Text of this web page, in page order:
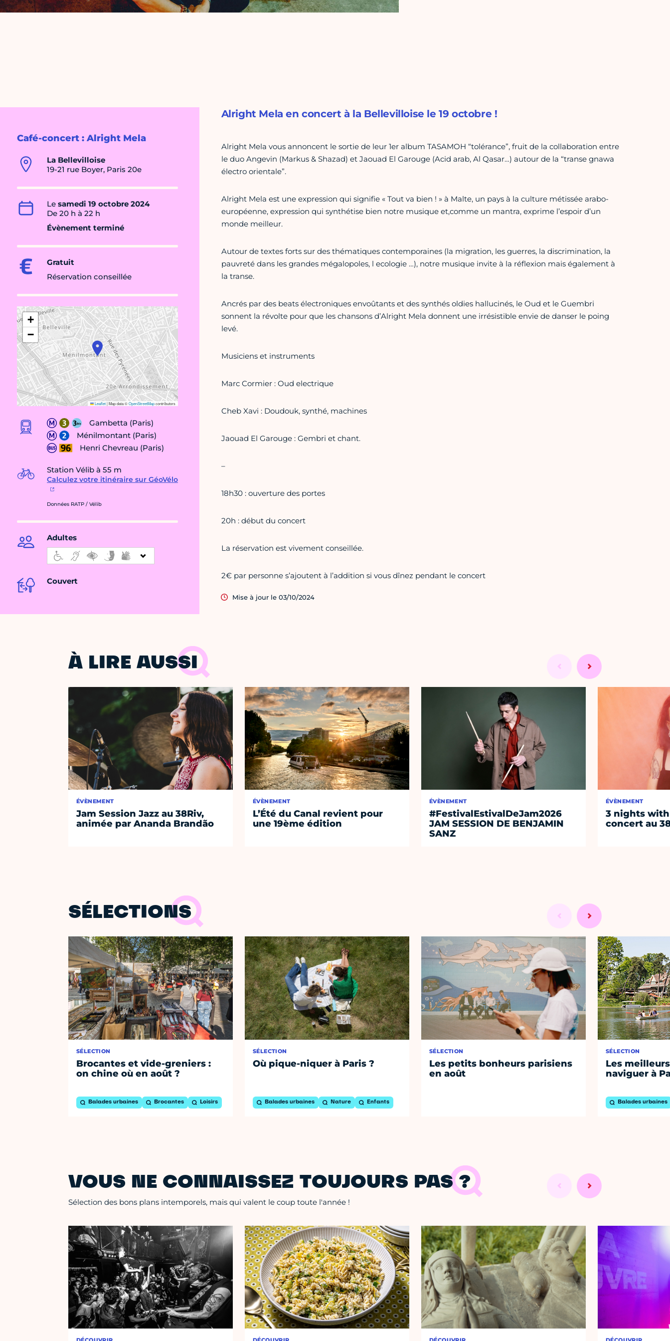
Café-concert : Alright Mela
La Bellevilloise
19-21 rue Boyer, Paris 20e
Le samedi 19 octobre 2024
De 20 h à 22 h
Évènement terminé
Gratuit
Réservation conseillée
+
−
Leaflet|Map data ©OpenStreetMapcontributors
Gambetta (Paris)
Ménilmontant (Paris)
Henri Chevreau (Paris)
Station Vélib à 55 m
Calculez votre itinéraire sur GéoVélo
Données RATP / Vélib
Adultes
Couvert
Alright Mela en concert à la Bellevilloise le 19 octobre !
Alright Mela vous annoncent le sortie de leur 1er album TASAMOH “tolérance”, fruit de la collaboration entre
le duo Angevin (Markus & Shazad) et Jaouad El Garouge (Acid arab, Al Qasar…) autour de la “transe gnawa
électro orientale”.
Alright Mela est une expression qui signifie « Tout va bien ! » à Malte, un pays à la culture métissée arabo-
européenne, expression qui synthétise bien notre musique et,comme un mantra, exprime l’espoir d’un
monde meilleur.
Autour de textes forts sur des thématiques contemporaines (la migration, les guerres, la discrimination, la
pauvreté dans les grandes mégalopoles, l ecologie …), notre musique invite à la réflexion mais également à
la transe.
Ancrés par des beats électroniques envoûtants et des synthés oldies hallucinés, le Oud et le Guembri
sonnent la révolte pour que les chansons d’Alright Mela donnent une irrésistible envie de danser le poing
levé.
Musiciens et instruments
Marc Cormier : Oud electrique
Cheb Xavi : Doudouk, synthé, machines
Jaouad El Garouge : Gembri et chant.
–
18h30 : ouverture des portes
20h : début du concert
La réservation est vivement conseillée.
2€ par personne s’ajoutent à l’addition si vous dînez pendant le concert
Mise à jour le 03/10/2024
À LIRE AUSSI
ÉVÈNEMENT
Jam Session Jazz au 38Riv,
animée par Ananda Brandão
ÉVÈNEMENT
L’Été du Canal revient pour
une 19ème édition
ÉVÈNEMENT
#FestivalEstivalDeJam2026
JAM SESSION DE BENJAMIN
SANZ
ÉVÈNEMENT
3 nights with
concert au
SÉLECTIONS
SÉLECTION
Brocantes et vide-greniers :
on chine où en août ?
Balades urbaines Brocantes Loisirs
SÉLECTION
Où pique-niquer à Paris ?
Balades urbaines Nature Enfants
SÉLECTION
Les petits bonheurs parisiens
en août
SÉLECTION
Les
naviguer à
Balades urbaines
VOUS NE CONNAISSEZ TOUJOURS PAS ?
Sélection des bons plans intemporels, mais qui valent le coup toute l'année !